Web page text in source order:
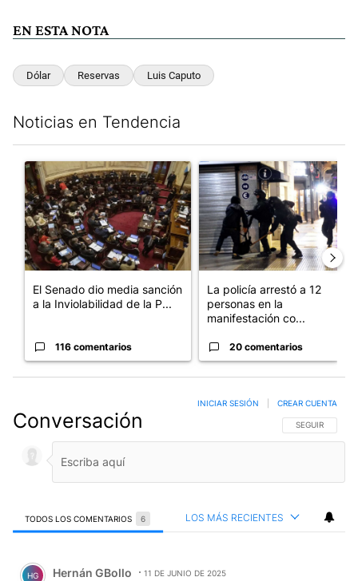
EN ESTA NOTA
Dólar Reservas Luis Caputo
Noticias en Tendencia
Un artículo de tendencia con el título "El Senado dio media
El Senado dio media sanción
a la Inviolabilidad de la P...
116 comentarios
Un artículo de tendencia con
La policía arrestó a 12
personas en la
manifestación co...
20 comentarios
Conversación SIGA ESTA
SEGUIR
INICIAR SESIÓN CREAR CUENTA
TODOS LOS COMENTARIOS 6 LOS MÁS RECIENTES
Comentario de Hernán GBollo.
HG Hernán GBollo 11 DE JUNIO DE 2025